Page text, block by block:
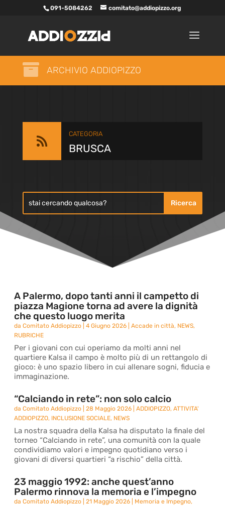
091-5084262 comitato@addiopizzo.org
 ARCHIVIO ADDIOPIZZO

CATEGORIA
BRUSCA
A Palermo, dopo tanti anni il campetto di
piazza Magione torna ad avere la dignità
che questo luogo merita
daComitato Addiopizzo |4 Giugno 2026 |Accade in città, NEWS,
RUBRICHE
Per i giovani con cui operiamo da molti anni nel
quartiere Kalsa il campo è molto più di un rettangolo di
gioco: è uno spazio libero in cui allenare sogni, fiducia e
immaginazione.
“Calciando in rete”: non solo calcio
daComitato Addiopizzo |28 Maggio 2026 |ADDIOPIZZO,ATTIVITA'
ADDIOPIZZO, INCLUSIONE SOCIALE, NEWS
La nostra squadra della Kalsa ha disputato la finale del
torneo “Calciando in rete”, una comunità con la quale
condividiamo valori e impegno quotidiano verso i
giovani di diversi quartieri “a rischio” della città.
23 maggio 1992: anche quest’anno
Palermo rinnova la memoria e l’impegno
daComitato Addiopizzo |21 Maggio 2026 Memoria e Impegno,